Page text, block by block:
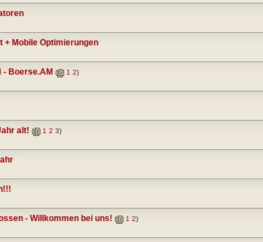
+ Mobile Optimierungen
- Boerse.AM ( 1 2)
alt! ( 1 2 3)
- Willkommen bei uns! ( 1 2)